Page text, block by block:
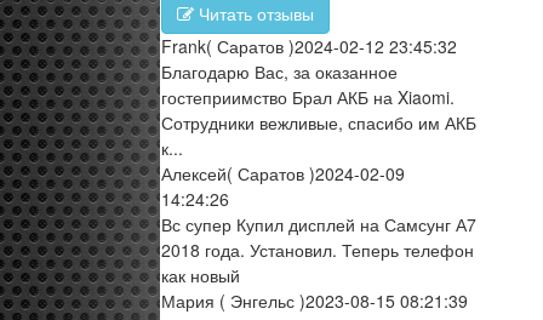
Читать отзывы
Frank( Саратов )2024-02-12 23:45:32
Благодарю Вас, за оказанное
гостеприимство Брал АКБ на Xiaomi.
Сотрудники вежливые, спасибо им АКБ
к...
Алексей( Саратов )2024-02-09
14:24:26
Вс супер Купил дисплей на Самсунг А7
2018 года. Установил. Теперь телефон
как новый
Мария ( Энгельс )2023-08-15 08:21:39